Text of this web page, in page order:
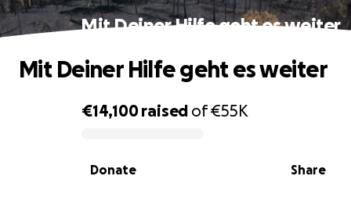
Mit Deiner Hilfe geht es weiter
0% complete
€14,100raised of€55K
Share
Donate
Mit Deiner Hilfe geht es weiter